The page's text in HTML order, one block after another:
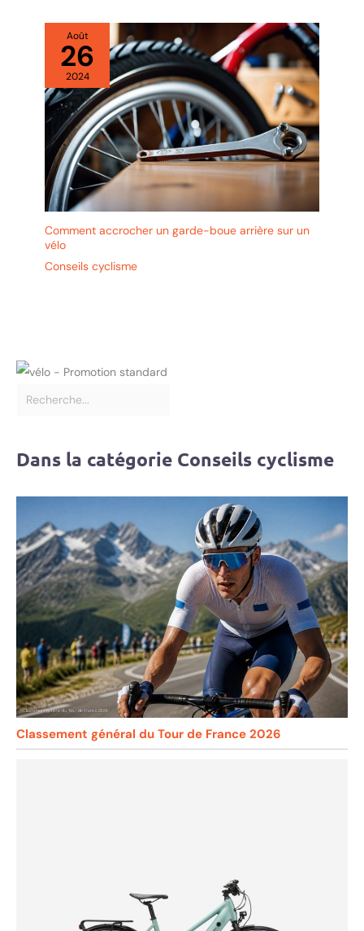
Août
26
2024
Comment accrocher un garde-boue arrière sur un
vélo
Conseils cyclisme
Dans la catégorie Conseils cyclisme
Classement général du Tour de France 2026